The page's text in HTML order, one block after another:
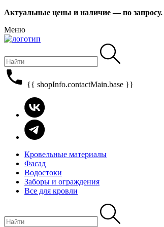
Актуальные цены и наличие — по запросу.
Меню
{{ shopInfo.contactMain.base }}
Кровельные материалы
Фасад
Водостоки
Заборы и ограждения
Все для кровли